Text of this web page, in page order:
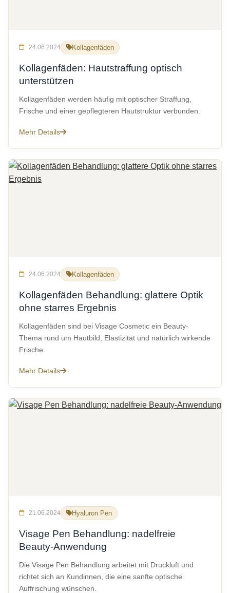
24.06.2024 Kollagenfäden
Kollagenfäden: Hautstraffung optisch
unterstützen
Kollagenfäden werden häufig mit optischer Straffung,
Frische und einer gepflegteren Hautstruktur verbunden.
Mehr Details
24.06.2024 Kollagenfäden
Kollagenfäden Behandlung: glattere Optik
ohne starres Ergebnis
Kollagenfäden sind bei Visage Cosmetic ein Beauty-
Thema rund um Hautbild, Elastizität und natürlich wirkende
Frische.
Mehr Details
21.06.2024 Hyaluron Pen
Visage Pen Behandlung: nadelfreie
Beauty-Anwendung
Die Visage Pen Behandlung arbeitet mit Druckluft und
richtet sich an Kundinnen, die eine sanfte optische
Auffrischung wünschen.